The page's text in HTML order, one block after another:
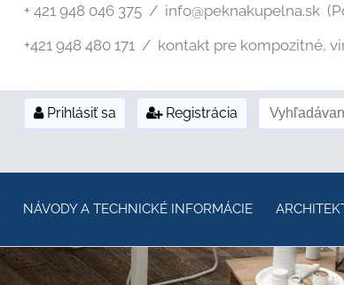
+ 421 948 046 375 / info@peknakupelna.sk
+421 948 480 171 / kontakt pre kompozitné,
Prihlásiť sa Registrácia
NÁVODY A TECHNICKÉ INFORMÁCIE